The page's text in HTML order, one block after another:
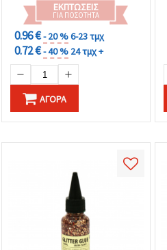
ΕΚΠΤΏΣΕΙΣ
ΓΙΑ ΠΟΣΌΤΗΤΑ
0.96 €- 20 %6-23 τμχ
0.72 €- 40 % 24 τμχ +
ΑΓΟΡΆ